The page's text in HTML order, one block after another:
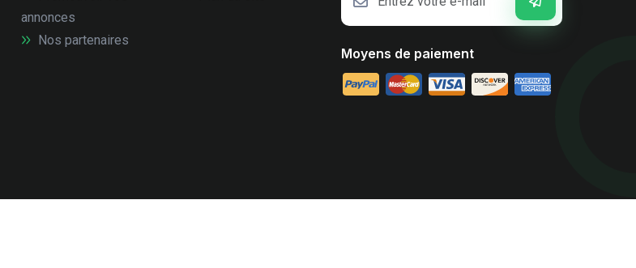
annonces
Nos partenaires
Moyens de paiement